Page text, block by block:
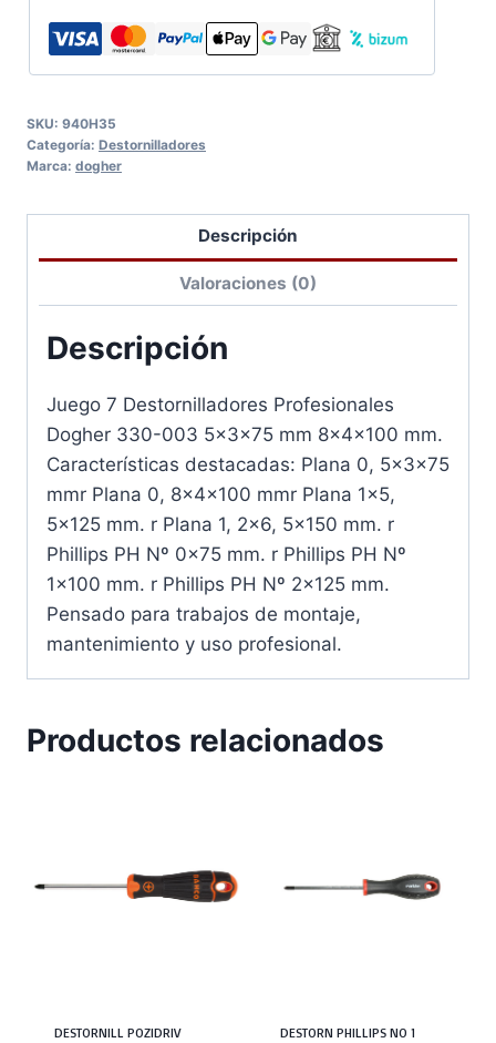
SKU: 940H35
Categoría: Destornilladores
Marca: dogher
Descripción
Valoraciones (0)
Descripción
Juego 7 Destornilladores Profesionales
Dogher 330-003 5x3x75 mm 8x4x100 mm.
Características destacadas: Plana 0, 5x3x75
mmr Plana 0, 8x4x100 mmr Plana 1×5,
5×125 mm. r Plana 1, 2×6, 5×150 mm. r
Phillips PH Nº 0x75 mm. r Phillips PH Nº
1×100 mm. r Phillips PH Nº 2×125 mm.
Pensado para trabajos de montaje,
mantenimiento y uso profesional.
Productos relacionados
DESTORNILL POZIDRIV
DESTORN PHILLIPS NO 1